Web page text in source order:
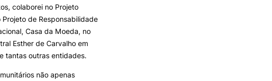
colaborei no Projeto
de Responsabilidade
Casa da Moeda, no
Esther de Carvalho em
tantas outras entidades.
não apenas